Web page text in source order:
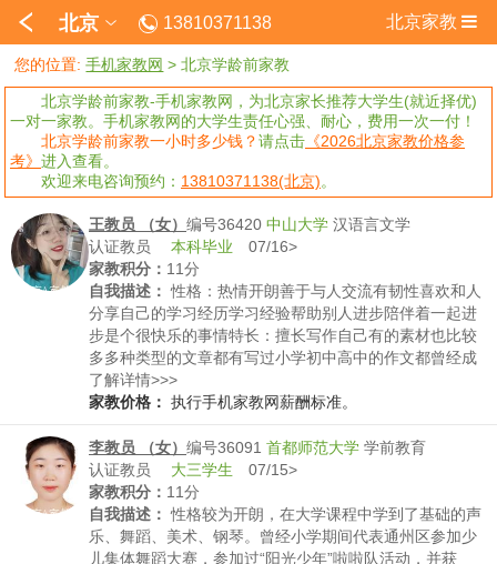
北京 13810371138 北京家教
您的位置:手机家教网 >北京学龄前家教
北京学龄前家教-手机家教网，为北京家长推荐大学生(就近择优)
一对一家教。手机家教网的大学生责任心强、耐心，费用一次一付！
北京学龄前家教一小时多少钱？请点击 《2026北京家教价格参
考》 进入查看。
欢迎来电咨询预约： 13810371138(北京)。
王教员 （女） 编号36420 中山大学 汉语言文学
认证教员 本科毕业 07/16>
家教积分： 11分
自我描述： 性格：热情开朗善于与人交流有韧性喜欢和人
分享自己的学习经历学习经验帮助别人进步陪伴着一起进
步是个很快乐的事情特长：擅长写作自己有的素材也比较
多多种类型的文章都有写过小学初中高中的作文都曾经成
为过年级范文除了语文外历史这门学科也学得很好尤其是
高中历史有一套自己的学习方法包括政治地理这些文综科
治与历史一直是班里名列前茅，一二模中也是接近90的成
绩
了解详情>>>
家教价格： 执行手机家教网薪酬标准。
李教员 （女） 编号36091 首都师范大学 学前教育
认证教员 大三学生 07/15>
家教积分： 11分
自我描述： 性格较为开朗，在大学课程中学到了基础的声
乐、舞蹈、美术、钢琴。曾经小学期间代表通州区参加少
儿集体舞蹈大赛，参加过“阳光少年”啦啦队活动，并获